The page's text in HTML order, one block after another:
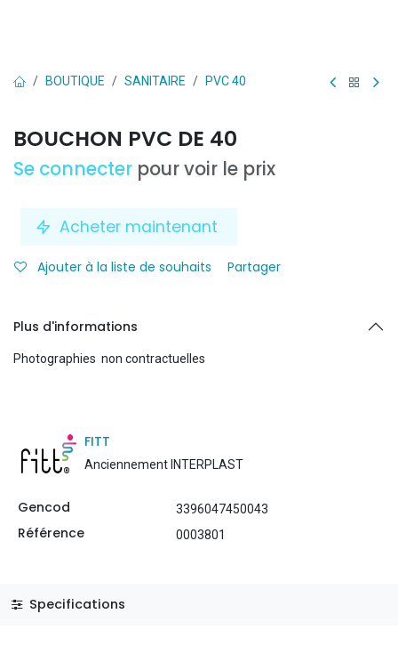
BOUTIQUE SANITAIRE PVC 40
BOUCHON PVC DE 40
Se connecter pour voir le prix
Acheter maintenant
Ajouter à la liste de souhaits Partager
Plus d'informations
Photographies non contractuelles
FITT
Anciennement INTERPLAST
Gencod 3396047450043
Référence 0003801
Specifications